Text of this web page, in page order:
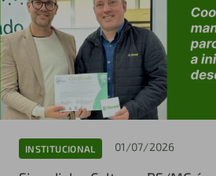
INSTITUCIONAL 01/07/2026